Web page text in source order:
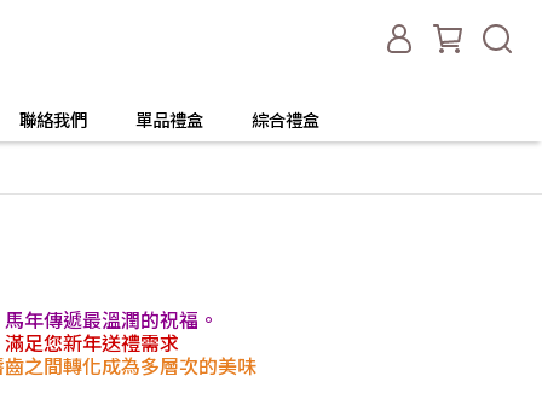
聯絡我們 單品禮盒 綜合禮盒
年傳遞最溫潤的祝福。
足您新年送禮需求
之間轉化成為多層次的美味